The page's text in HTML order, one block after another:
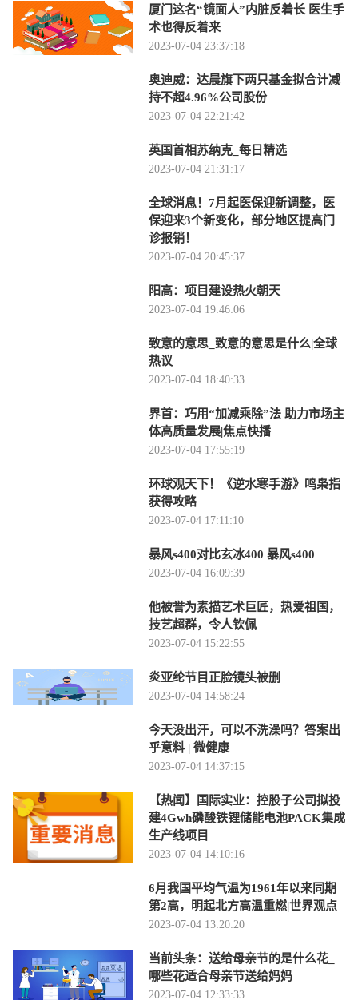
厦门这名“镜面人”内脏反着长 医生手
术也得反着来
2023-07-04 23:37:18
奥迪威：达晨旗下两只基金拟合计减
持不超4.96%公司股份
2023-07-04 22:21:42
英国首相苏纳克_每日精选
2023-07-04 21:31:17
全球消息！7月起医保迎新调整，医
保迎来3个新变化，部分地区提高门
诊报销！
2023-07-04 20:45:37
阳高：项目建设热火朝天
2023-07-04 19:46:06
致意的意思_致意的意思是什么|全球
热议
2023-07-04 18:40:33
界首：巧用“加减乘除”法 助力市场主
体高质量发展|焦点快播
2023-07-04 17:55:19
环球观天下！《逆水寒手游》鸣枭指
获得攻略
2023-07-04 17:11:10
暴风s400对比玄冰400 暴风s400
2023-07-04 16:09:39
他被誉为素描艺术巨匠，热爱祖国，
技艺超群，令人钦佩
2023-07-04 15:22:55
炎亚纶节目正脸镜头被删
2023-07-04 14:58:24
今天没出汗，可以不洗澡吗？答案出
乎意料 | 微健康
2023-07-04 14:37:15
【热闻】国际实业：控股子公司拟投
建4Gwh磷酸铁锂储能电池PACK集成
生产线项目
2023-07-04 14:10:16
6月我国平均气温为1961年以来同期
第2高，明起北方高温重燃|世界观点
2023-07-04 13:20:20
当前头条：送给母亲节的是什么花_
哪些花适合母亲节送给妈妈
2023-07-04 12:33:33